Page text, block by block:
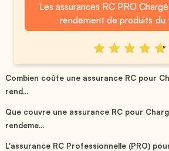
Les assurances RC PRO
rendement de produits du
Combien coûte une assurance RC pour
rend...
Que couvre une assurance RC pour
rendeme...
L'assurance RC Professionnelle (PRO)